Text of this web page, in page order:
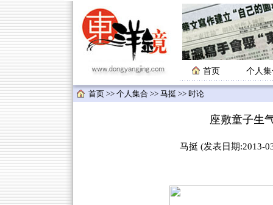
首页 个人
首页 >> 个人集合 >> 马挺 >> 时论
座敷童子生
马挺 (发表日期:2013-